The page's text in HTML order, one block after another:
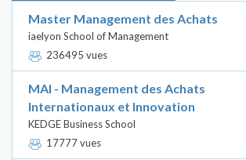
Master Management des Achats
iaelyon School of Management
236495 vues
MAI - Management des Achats
Internationaux et Innovation
KEDGE Business School
17777 vues